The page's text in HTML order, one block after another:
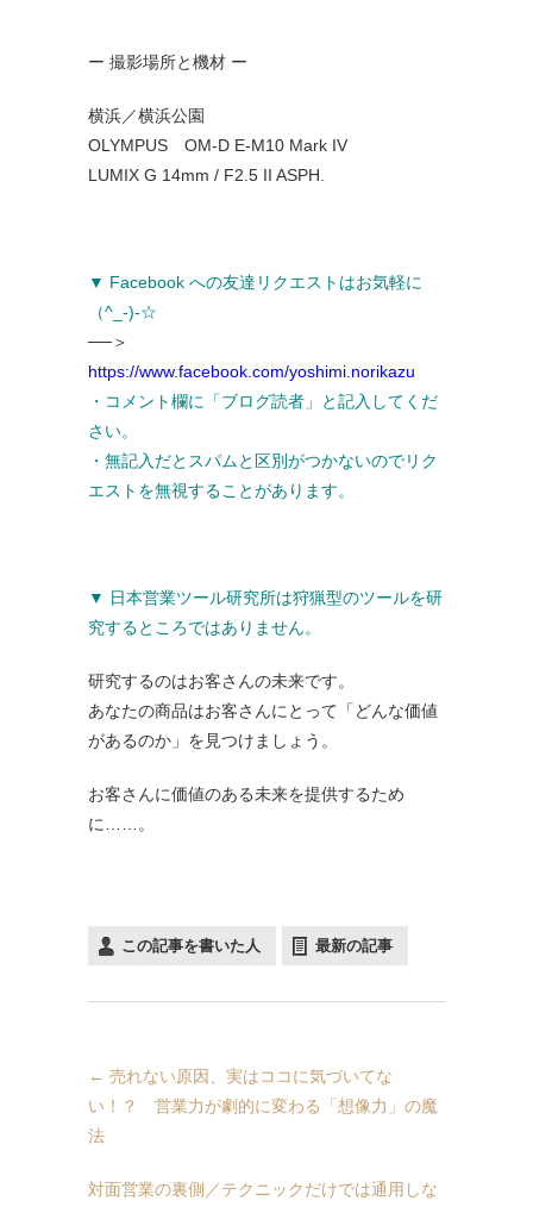
ー 撮影場所と機材 ー
横浜／横浜公園
OLYMPUS OM-D E-M10 Mark IV
LUMIX G 14mm / F2.5 II ASPH.
▼ Facebook への友達リクエストはお気軽に
（^_-)-☆
──＞
https://www.facebook.com/yoshimi.norikazu
・コメント欄に「ブログ読者」と記入してくだ
さい。
・無記入だとスパムと区別がつかないのでリク
エストを無視することがあります。
▼ 日本営業ツール研究所は狩猟型のツールを研
究するところではありません。
研究するのはお客さんの未来です。
あなたの商品はお客さんにとって「どんな価値
があるのか」を見つけましょう。
お客さんに価値のある未来を提供するため
に……。
この記事を書いた人 最新の記事
← 売れない原因、実はココに気づいてな
い！？ 営業力が劇的に変わる「想像力」の魔
法
対面営業の裏側／テクニックだけでは通用しな